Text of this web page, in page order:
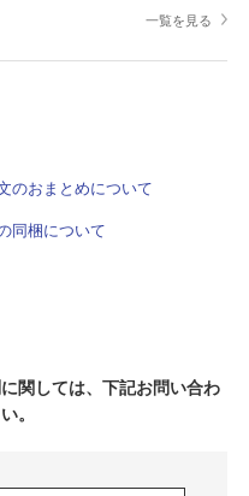
一覧を見る
のおまとめについて
同梱について
関しては、下記お問い合わ
。